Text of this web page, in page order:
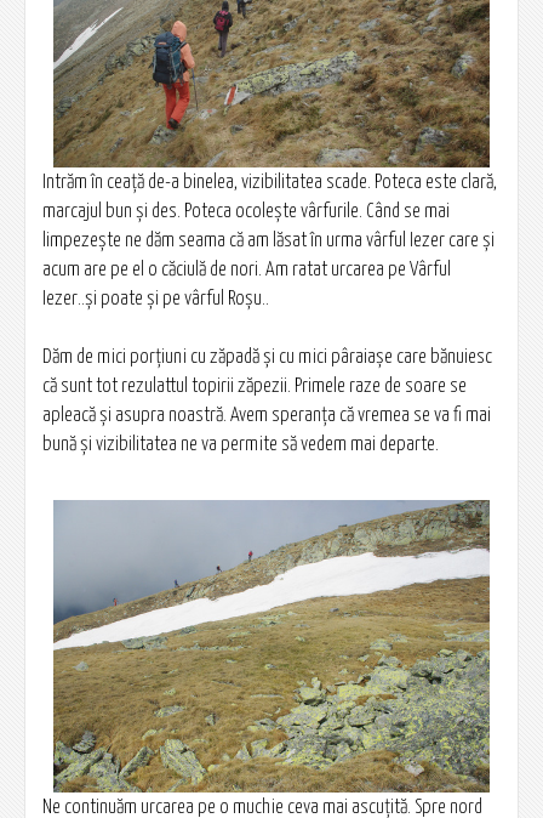
Intrăm în ceaţă de-a binelea, vizibilitatea scade. Poteca este clară,
marcajul bun şi des. Poteca ocoleşte vârfurile. Când se mai
limpezeşte ne dăm seama că am lăsat în urma vârful Iezer care şi
acum are pe el o căciulă de nori. Am ratat urcarea pe Vârful
Iezer..şi poate şi pe vârful Roşu..
Dăm de mici porţiuni cu zăpadă şi cu mici pâraiaşe care bănuiesc
că sunt tot rezulattul topirii zăpezii. Primele raze de soare se
apleacă şi asupra noastră. Avem speranţa că vremea se va fi mai
bună şi vizibilitatea ne va permite să vedem mai departe.
Ne continuăm urcarea pe o muchie ceva mai ascuţită. Spre nord